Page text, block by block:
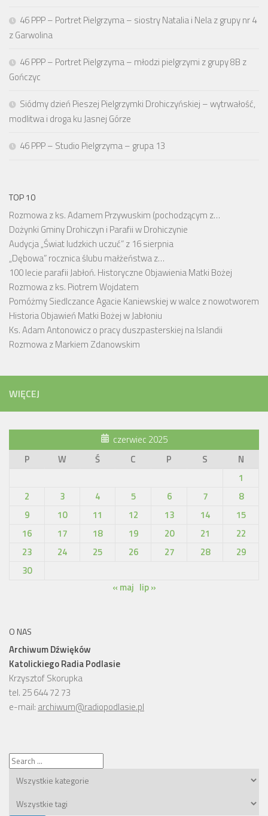
46 PPP – Portret Pielgrzyma – siostry Natalia i Nela z grupy nr 4
z Garwolina
46 PPP – Portret Pielgrzyma – młodzi pielgrzymi z grupy 8B z
Gończyc
Siódmy dzień Pieszej Pielgrzymki Drohiczyńskiej – wytrwałość,
modlitwa i droga ku Jasnej Górze
46 PPP – Studio Pielgrzyma – grupa 13
TOP 10
Rozmowa z ks. Adamem Przywuskim (pochodzącym z…
Dożynki Gminy Drohiczyn i Parafii w Drohiczynie
Audycja „Świat ludzkich uczuć” z 16 sierpnia
„Dębowa” rocznica ślubu małżeństwa z…
100 lecie parafii Jabłoń. Historyczne Objawienia Matki Bożej
Rozmowa z ks. Piotrem Wojdatem
Pomóżmy Siedlczance Agacie Kaniewskiej w walce z nowotworem
Historia Objawień Matki Bożej w Jabłoniu
Ks. Adam Antonowicz o pracy duszpasterskiej na Islandii
Rozmowa z Markiem Zdanowskim
WIĘCEJ
czerwiec 2025
P
W Ś C P S
N
1
2
3 4 5 6 7
8
9
10 11 12 13 14
15
16
17 18 19 20 21
22
23
24 25 26 27 28
29
30
« maj lip »
O NAS
Archiwum Dźwięków
Katolickiego Radia Podlasie
Krzysztof Skorupka
tel. 25 644 72 73
e-mail: archiwum@radiopodlasie.pl